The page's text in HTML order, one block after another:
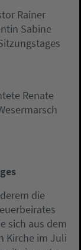
Rainer
Sabine
Renate
die
sich aus dem
Kirche im Juli